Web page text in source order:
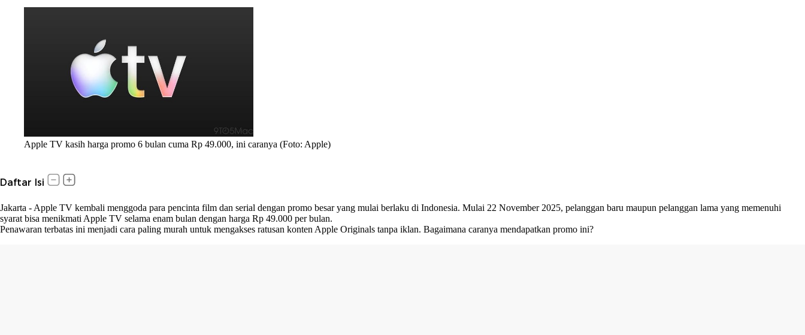
Apple TV kasih harga promo 6 bulan cuma Rp 49.000, ini caranya (Foto: Apple)
Daftar Isi
Jakarta - Apple TV kembali menggoda para pencinta film dan serial dengan promo besar yang mulai berlaku di Indonesia. Mulai 22 November 2025, pelanggan baru maupun pelanggan lama yang memenuhi
syarat bisa menikmati Apple TV selama enam bulan dengan harga Rp 49.000 per bulan.
Penawaran terbatas ini menjadi cara paling murah untuk mengakses ratusan konten Apple Originals tanpa iklan. Bagaimana caranya mendapatkan promo ini?